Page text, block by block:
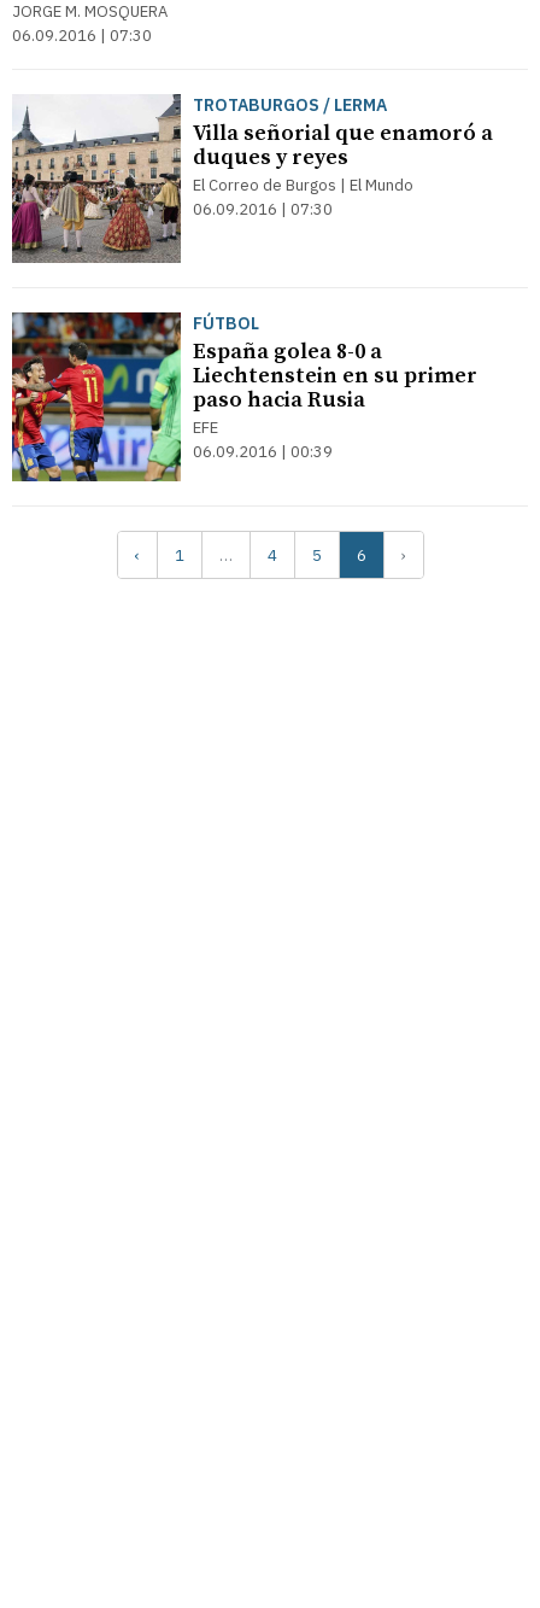
JORGE M. MOSQUERA
06.09.2016 | 07:30
TROTABURGOS / LERMA
Villa señorial que enamoró a
duques y reyes
El Correo de Burgos | El Mundo
06.09.2016 | 07:30
FÚTBOL
España golea 8-0 a
Liechtenstein en su primer
paso hacia Rusia
EFE
06.09.2016 | 00:39
‹ 1 … 4 5 6 ›